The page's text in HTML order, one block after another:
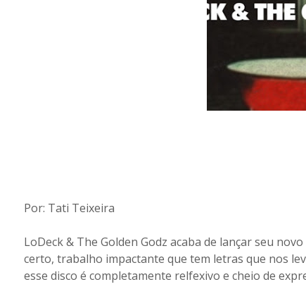
Por: Tati Teixeira
LoDeck & The Golden Godz acaba de lançar seu
certo, trabalho impactante que tem letras que nos
esse disco é completamente relfexivo e cheio de